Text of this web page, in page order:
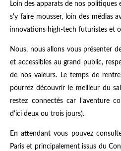
Loin des apparats de nos
s'y faire mousser, loin des médias
innovations high-tech futuristes et
Nous, nous allons vous présenter
et accessibles au grand public,
de nos valeurs. Le temps de
pourrez découvrir le meilleur du
restez connectés car l'aventure
d'ici deux ou trois jours).
En attendant vous pouvez
Paris et principalement issus du